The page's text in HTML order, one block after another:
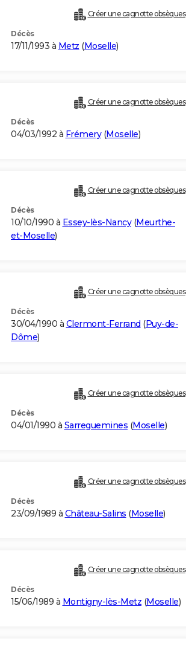
Créer une cagnotte obsèques
Décès
17/11/1993 à Metz (Moselle)
Créer une cagnotte obsèques
Décès
04/03/1992 à Frémery(Moselle)
Créer une cagnotte obsèques
Décès
10/10/1990 à Essey-lès-Nancy(Meurthe-
et-Moselle)
Créer une cagnotte obsèques
Décès
30/04/1990 à Clermont-Ferrand (Puy-de-
Dôme)
Créer une cagnotte obsèques
Décès
04/01/1990 à Sarreguemines (Moselle)
Créer une cagnotte obsèques
Décès
23/09/1989 à Château-Salins (Moselle)
Créer une cagnotte obsèques
Décès
15/06/1989 à Montigny-lès-Metz (Moselle)